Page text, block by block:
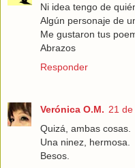
Ni idea tengo de
Algún personaje de
Me gustaron tus
Abrazos
Responder
Verónica O.M. 21
Quizá, ambas cosas.
Una ninez, hermosa.
Besos.